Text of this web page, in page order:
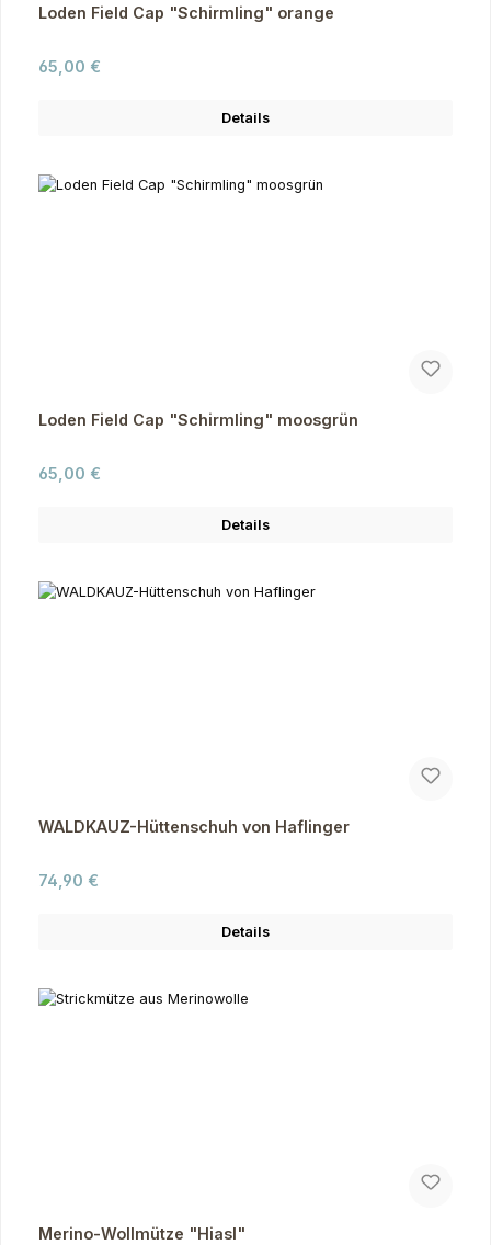
Loden Field Cap "Schirmling" orange
Regulärer Preis:
65,00 €
Details
Loden Field Cap "Schirmling" moosgrün
Regulärer Preis:
65,00 €
Details
WALDKAUZ-Hüttenschuh von Haflinger
Regulärer Preis:
74,90 €
Details
Merino-Wollmütze "Hiasl"